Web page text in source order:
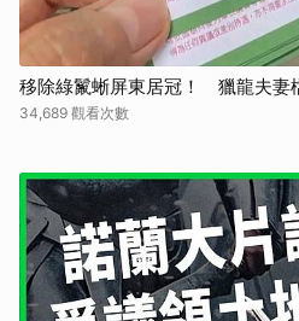
移除綠鬣蜥屏東居冠！ 獵龍夫妻
34,689 觀看次數